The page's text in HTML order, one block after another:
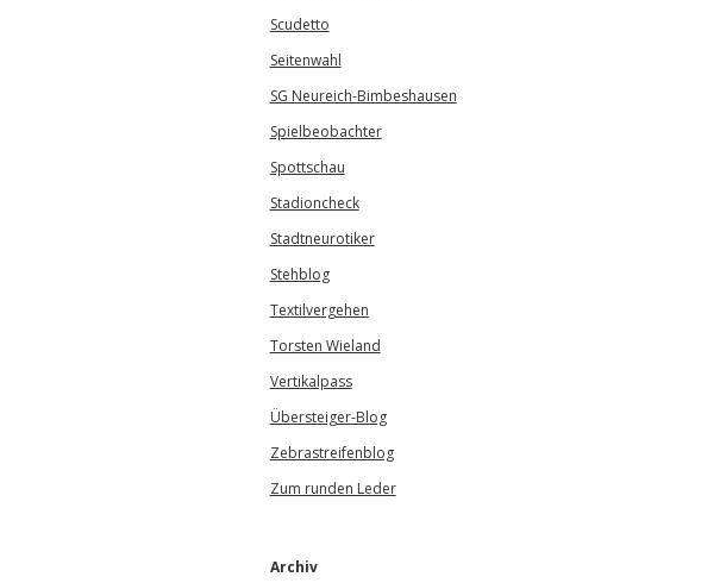
Scudetto
Seitenwahl
SG Neureich-Bimbeshausen
Spielbeobachter
Spottschau
Stadioncheck
Stadtneurotiker
Stehblog
Textilvergehen
Torsten Wieland
Vertikalpass
Übersteiger-Blog
Zebrastreifenblog
Zum runden Leder
Archiv